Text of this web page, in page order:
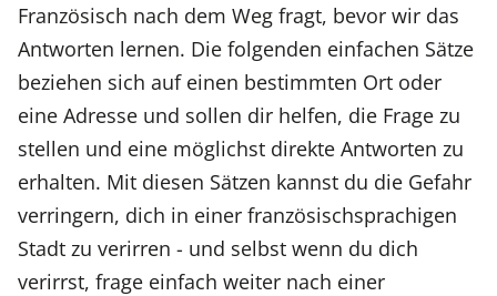
Französisch nach dem Weg fragt, bevor wir das
Antworten lernen. Die folgenden einfachen Sätze
beziehen sich auf einen bestimmten Ort oder
eine Adresse und sollen dir helfen, die Frage zu
stellen und eine möglichst direkte Antworten zu
erhalten. Mit diesen Sätzen kannst du die Gefahr
verringern, dich in einer französischsprachigen
Stadt zu verirren - und selbst wenn du dich
verirrst, frage einfach weiter nach einer